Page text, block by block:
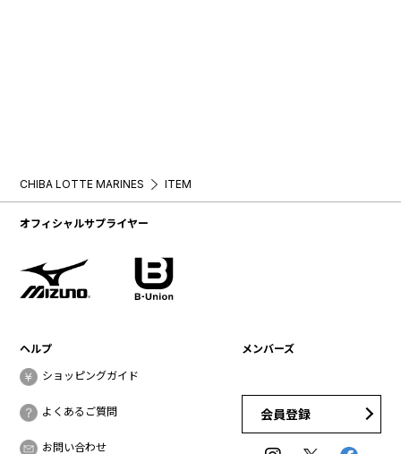
CHIBA LOTTE MARINES ITEM
オフィシャルサプライヤー
ヘルプ
ショッピングガイド
よくあるご質問
お問い合わせ
メンバーズ
会員登録